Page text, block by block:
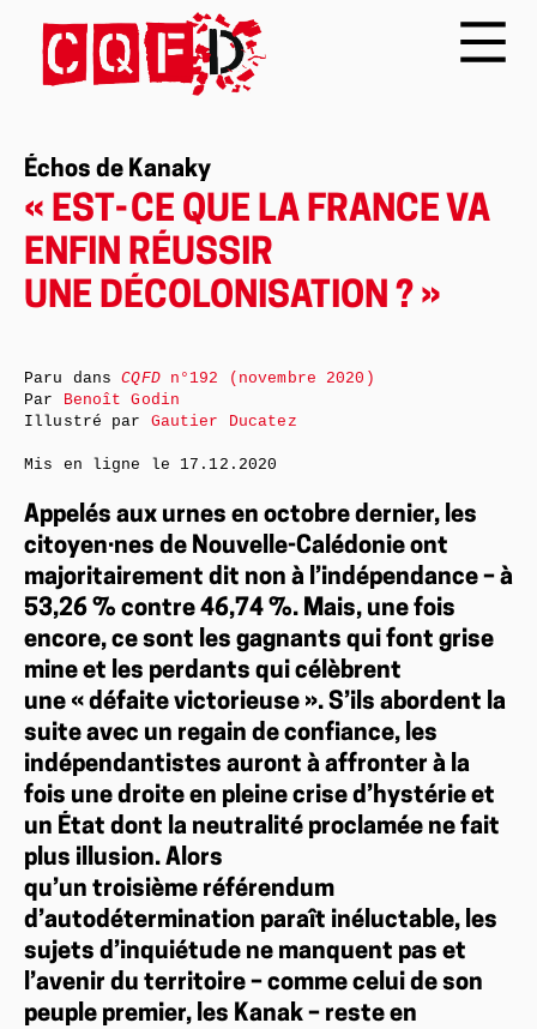
Échos de Kanaky
« EST- CE QUE LA FRANCE VA
ENFIN RÉUSSIR
UNE DÉCOLONISATION ? »
Appelés aux urnes en octobre dernier, les
citoyen·nes de Nouvelle-Calédonie ont
majoritairement dit non à l’indépendance – à
53,26 % contre 46,74 %. Mais, une fois
encore, ce sont les gagnants qui font grise
mine et les perdants qui célèbrent
une « défaite victorieuse ». S’ils abordent la
suite avec un regain de confiance, les
indépendantistes auront à affronter à la
fois une droite en pleine crise d’hystérie et
un État dont la neutralité proclamée ne fait
plus illusion. Alors
qu’un troisième référendum
d’autodétermination paraît inéluctable, les
sujets d’inquiétude ne manquent pas et
l’avenir du territoire – comme celui de son
peuple premier, les Kanak – reste en
Paru dansCQFDn°192 (novembre 2020)
Par Benoît Godin
Illustré par Gautier Ducatez
Mis en ligne le 17.12.2020